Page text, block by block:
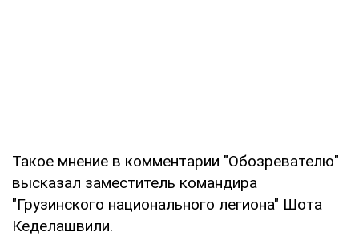
Такое мнение в комментарии "Обозревателю"
высказал заместитель командира
"Грузинского национального легиона" Шота
Кеделашвили.